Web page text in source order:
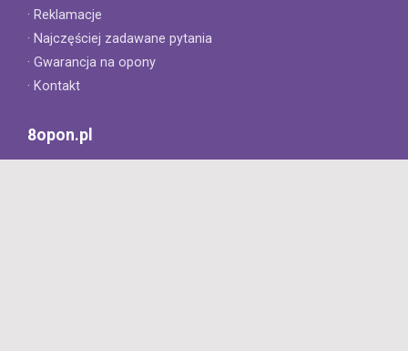
· Reklamacje
· Najczęściej zadawane pytania
· Gwarancja na opony
· Kontakt
8opon.pl